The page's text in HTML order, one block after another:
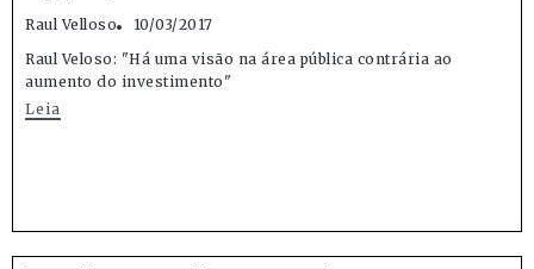
Raul Velloso
10/03/2017
Raul Veloso: "Há uma visão na área pública contrária ao
aumento do investimento"
Leia